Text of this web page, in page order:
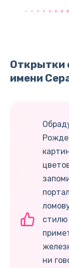
Открытки
имени
стилю
ни